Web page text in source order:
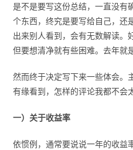
是不是要写这份总结，一直没有
个东西，终究是要写给自己，还
出来别人看到，会有无数解读。
但要想清净就有些困难。去年就
然而终于决定写下来一些体会。
有缘看到，怎样的评论我都不会
一）关于收益率
依惯例，通常要说说一年的收益